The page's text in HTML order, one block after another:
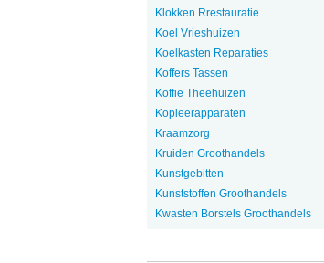
Klokken Rrestauratie
Koel Vrieshuizen
Koelkasten Reparaties
Koffers Tassen
Koffie Theehuizen
Kopieerapparaten
Kraamzorg
Kruiden Groothandels
Kunstgebitten
Kunststoffen Groothandels
Kwasten Borstels Groothandels